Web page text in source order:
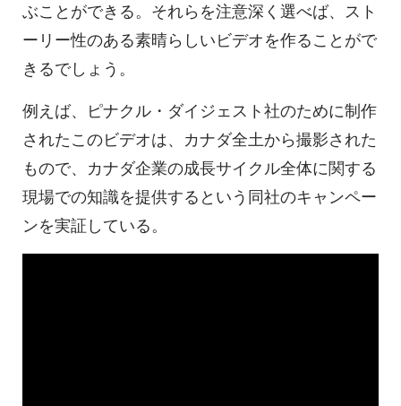
ぶことができる。それらを注意深く選べば、スト
ーリー性のある素晴らしいビデオを作ることがで
きるでしょう。
例えば、ピナクル・ダイジェスト社のために制作
されたこのビデオは、カナダ全土から撮影された
もので、カナダ企業の成長サイクル全体に関する
現場での知識を提供するという同社のキャンペー
ンを実証している。